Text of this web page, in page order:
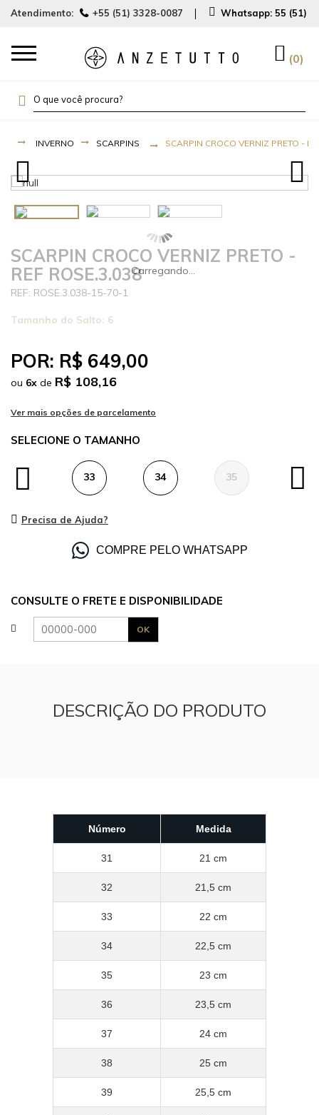
Atendimento: +55 (51) 3328-0087 Whatsapp: 55 (51)
0
INVERNO SCARPINS SCARPIN CROCO VERNIZ PRETO -
SCARPIN CROCO VERNIZ PRETO -
REF ROSE.3.038
ROSE.3.038-15-70-1
Tamanho do Salto: 6
POR: R$ 649,00
ou 6x de R$ 108,16
TAMANHO
33 34 35
Precisa de Ajuda?
COMPRE PELO WHATSAPP
CONSULTE O FRETE E DISPONIBILIDADE
DESCRIÇÃO DO PRODUTO
Número Medida
31 21 cm
32 21,5 cm
33 22 cm
34 22,5 cm
35 23 cm
36 23,5 cm
37 24 cm
38 25 cm
39 25,5 cm